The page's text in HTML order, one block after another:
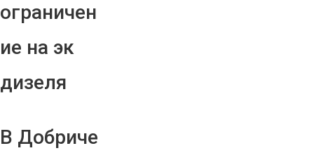
ограничен
ие на эк
дизеля
В Добриче